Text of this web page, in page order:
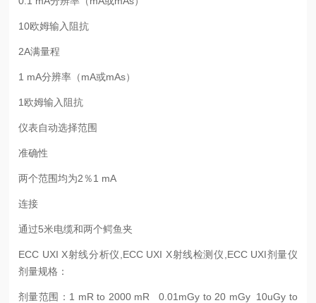
10欧姆输入阻抗
2A满量程
1 mA分辨率（mA或mAs）
1欧姆输入阻抗
仪表自动选择范围
准确性
两个范围均为2％1 mA
连接
通过5米电缆和两个鳄鱼夹
ECC UXI X射线分析仪,ECC UXI X射线检测仪,ECC UXI剂量仪
剂量规格：
剂量范围：1 mR to 2000 mR 0.01mGy to 20 mGy 10uGy to